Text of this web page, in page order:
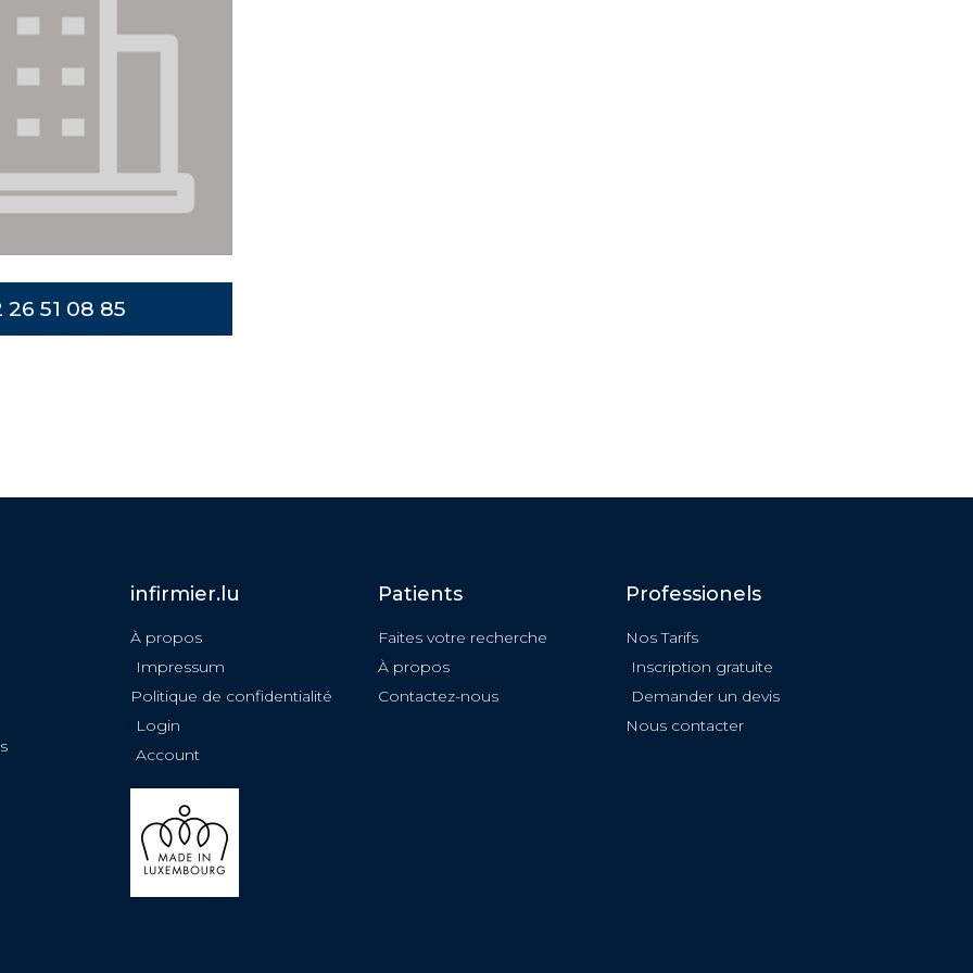
26 51 08 85
infirmier.lu
À propos
Impressum
Politique de confidentialité
Login
Account
Patients
Faites votre recherche
À propos
Contactez-nous
Professionels
Nos Tarifs
Inscription gratuite
Demander un devis
Nous contacter